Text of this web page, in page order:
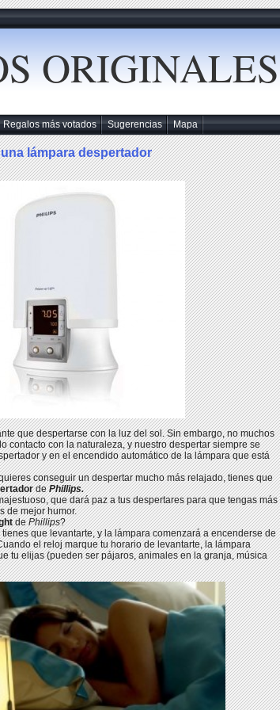
ORIGINALES
Regalos más votados Sugerencias Mapa
lámpara despertador
que despertarse con la luz del sol. Sin embargo, no muchos
contacto con la naturaleza, y nuestro despertar siempre se
y en el encendido automático de la lámpara que está
conseguir un despertar mucho más relajado, tienes que
dePhillips.
que dará paz a tus despertares para que tengas más
de mejor humor.
dePhillips?
que levantarte, y la lámpara comenzará a encenderse de
el reloj marque tu horario de levantarte, la lámpara
tu elijas (pueden ser pájaros, animales en la granja, música